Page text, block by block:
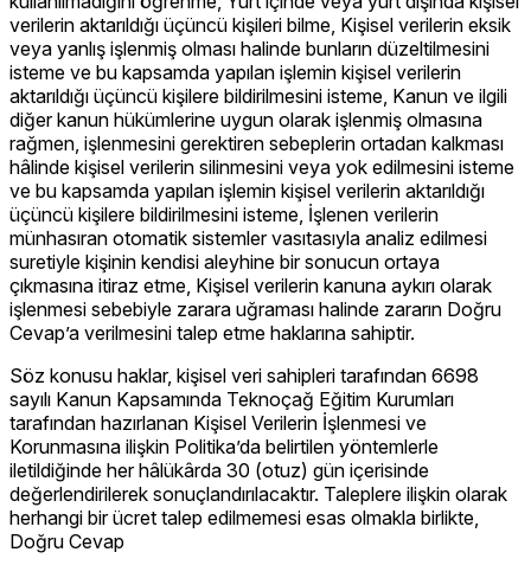
verilerin aktarıldığı üçüncü kişileri bilme, Kişisel verilerin eksik
veya yanlış işlenmiş olması halinde bunların düzeltilmesini
isteme ve bu kapsamda yapılan işlemin kişisel verilerin
aktarıldığı üçüncü kişilere bildirilmesini isteme, Kanun ve ilgili
diğer kanun hükümlerine uygun olarak işlenmiş olmasına
rağmen, işlenmesini gerektiren sebeplerin ortadan kalkması
hâlinde kişisel verilerin silinmesini veya yok edilmesini isteme
ve bu kapsamda yapılan işlemin kişisel verilerin aktarıldığı
üçüncü kişilere bildirilmesini isteme, İşlenen verilerin
münhasıran otomatik sistemler vasıtasıyla analiz edilmesi
suretiyle kişinin kendisi aleyhine bir sonucun ortaya
çıkmasına itiraz etme, Kişisel verilerin kanuna aykırı olarak
işlenmesi sebebiyle zarara uğraması halinde zararın Doğru
Cevap’a verilmesini talep etme haklarına sahiptir.
Söz konusu haklar, kişisel veri sahipleri tarafından 6698
sayılı Kanun Kapsamında Teknoçağ Eğitim Kurumları
tarafından hazırlanan Kişisel Verilerin İşlenmesi ve
Korunmasına ilişkin Politika’da belirtilen yöntemlerle
iletildiğinde her hâlükârda 30 (otuz) gün içerisinde
değerlendirilerek sonuçlandırılacaktır. Taleplere ilişkin olarak
herhangi bir ücret talep edilmemesi esas olmakla birlikte,
Doğru Cevap